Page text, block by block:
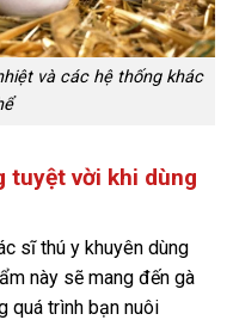
và các hệ thống khác
tuyệt vời khi dùng
sĩ thú y khuyên dùng
này sẽ mang đến gà
quá trình bạn nuôi